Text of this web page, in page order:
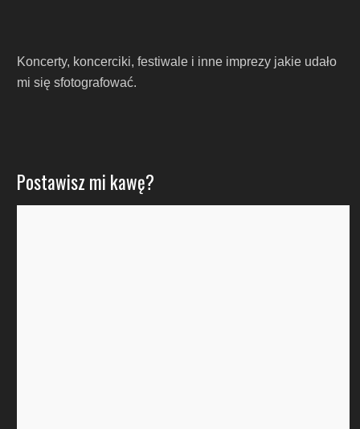
Koncerty, koncerciki, festiwale i inne imprezy jakie udało
mi się sfotografować.
Postawisz mi kawę?